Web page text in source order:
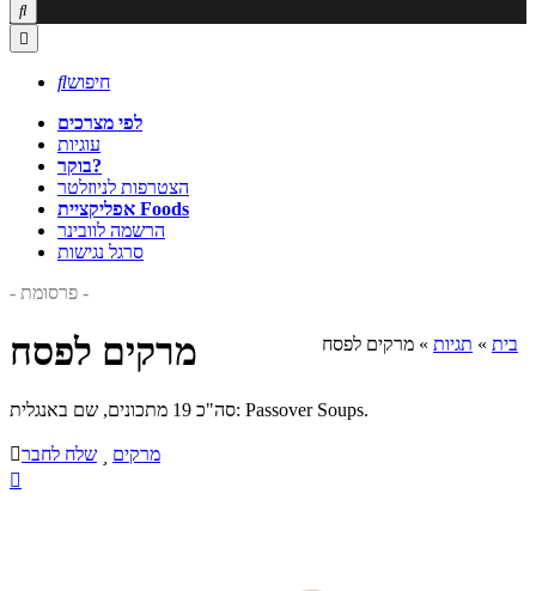


חיפוש
לפי מצרכים
עוגיות
בוקר?
הצטרפות לניוזלטר
אפליקציית Foods
הרשמה לוובינר
סרגל נגישות
- פרסומת -
בית » תגיות » מרקים לפסח מרקים לפסח
סה"כ 19 מתכונים, שם באנגלית: Passover Soups.
שלח לחבר
מרקים
